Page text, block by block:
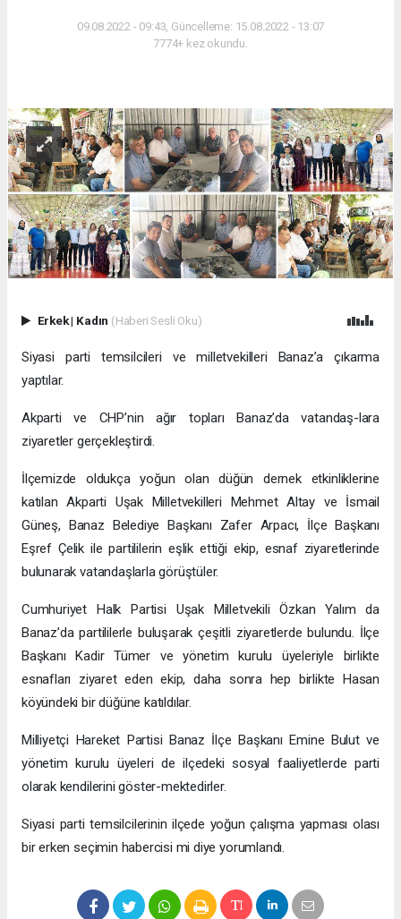
09.08.2022 - 09:43, Güncelleme: 15.08.2022 - 13:07
7774+ kez okundu.
Erkek| Kadın (Haberi Sesli Oku)
Siyasi parti temsilcileri ve milletvekilleri Banaz’a çıkarma
yaptılar.
Akparti ve CHP’nin ağır topları Banaz’da vatandaş-lara
ziyaretler gerçekleştirdi.
İlçemizde oldukça yoğun olan düğün dernek etkinliklerine
katılan Akparti Uşak Milletvekilleri Mehmet Altay ve İsmail
Güneş, Banaz Belediye Başkanı Zafer Arpacı, İlçe Başkanı
Eşref Çelik ile partililerin eşlik ettiği ekip, esnaf ziyaretlerinde
bulunarak vatandaşlarla görüştüler.
Cumhuriyet Halk Partisi Uşak Milletvekili Özkan Yalım da
Banaz’da partililerle buluşarak çeşitli ziyaretlerde bulundu. İlçe
Başkanı Kadir Tümer ve yönetim kurulu üyeleriyle birlikte
esnafları ziyaret eden ekip, daha sonra hep birlikte Hasan
köyündeki bir düğüne katıldılar.
Milliyetçi Hareket Partisi Banaz İlçe Başkanı Emine Bulut ve
yönetim kurulu üyeleri de ilçedeki sosyal faaliyetlerde parti
olarak kendilerini göster-mektedirler.
Siyasi parti temsilcilerinin ilçede yoğun çalışma yapması olası
bir erken seçimin habercisi mi diye yorumlandı.